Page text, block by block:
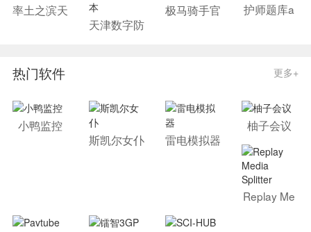
率土之滨天
宇端口 天津数字防
极马骑手官 护师题库a
热门软件 更多+
小鸭监控
斯凯尔女仆
雷电模拟器
柚子会议
Replay Me
dia Splitter